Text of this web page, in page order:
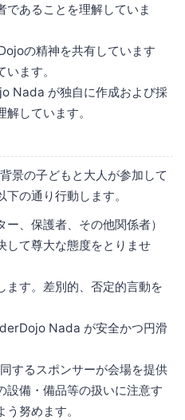
であることを理解していま
の精神を共有しています
ます。
Nada が独自に作成および採
しています。
景の子どもと大人が参加して
の通り行動します。
、保護者、その他関係者）
して尊大な態度をとりませ
ます。差別的、否定的言動を
Nada が安全かつ円滑
するスポンサーが会場を提供
設備・備品等の扱いに注意す
努めます。